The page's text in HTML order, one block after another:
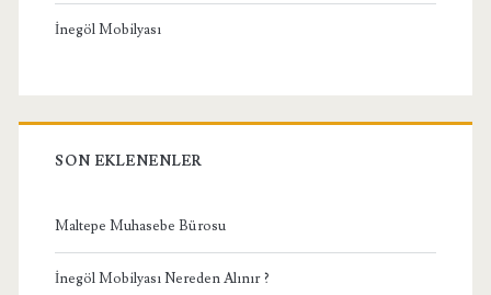
İnegöl Mobilyası
SON EKLENENLER
Maltepe Muhasebe Bürosu
İnegöl Mobilyası Nereden Alınır ?